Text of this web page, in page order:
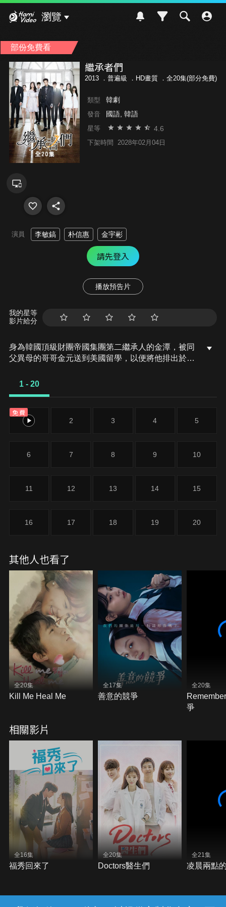
瀏覽
部份免費看
繼承者們
2013 ． 普遍級 ．HD畫質 ．全20集(部分免費)
類型 韓劇
發音 國語, 韓語
星等 4.6
下架時間 2028年02月04日
演員 李敏鎬 朴信惠 金宇彬
請先登入
播放預告片
我的星等
影片給分
身為韓國頂級財團帝國集團第二繼承人的金潭，被同
父異母的哥哥金元送到美國留學，以便將他排出於權
法，他在美國吃喝玩樂，不學無術，盡量照著哥哥要
抵達美國後才知道姊姊所說的一切都是謊言，而後陷
入困境的恩尚，接受了金潭的幫助。
1 - 20
免費
1 2 3 4 5
6 7 8 9 10
11 12 13 14 15
16 17 18 19 20
其他人也看了
全20集
Kill Me Heal Me
全17集
善意的競爭
全20集
爭
相關影片
全16集
福秀回來了
全20集
Doctors醫生們
全21集
凌晨兩點